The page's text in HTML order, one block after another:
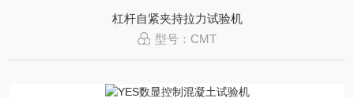
杠杆自紧夹持拉力试验机
型号：CMT